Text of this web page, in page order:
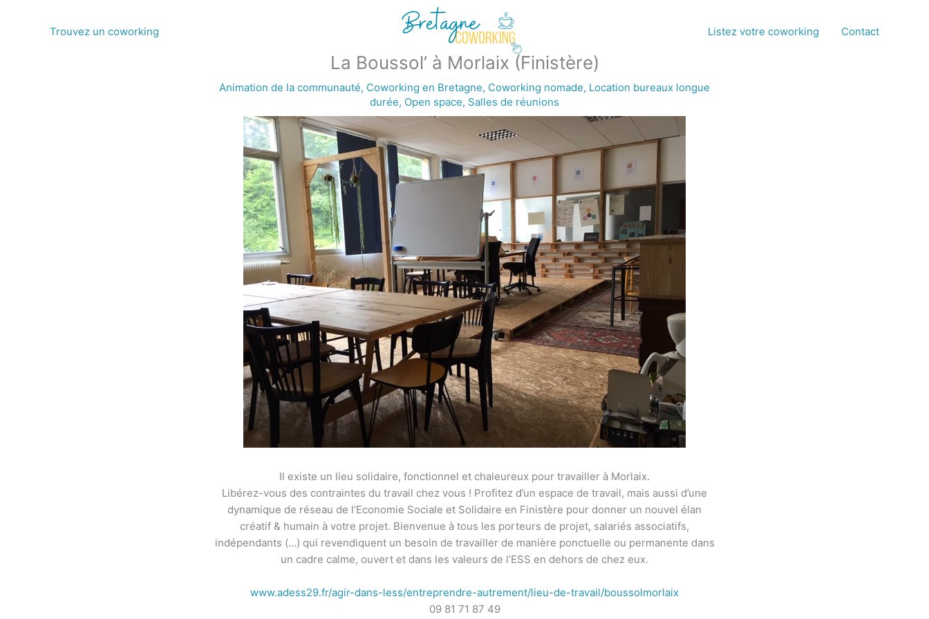
Trouvez un coworking Listez votre coworking Contact
La Boussol’ à Morlaix (Finistère)
Animation de la communauté, Coworking en Bretagne, Coworking nomade, Location bureaux longue
durée, Open space, Salles de réunions
Il existe un lieu solidaire, fonctionnel et chaleureux pour travailler à Morlaix.
Libérez-vous des contraintes du travail chez vous ! Profitez d’un espace de travail, mais aussi d’une
dynamique de réseau de l’Economie Sociale et Solidaire en Finistère pour donner un nouvel élan
créatif & humain à votre projet. Bienvenue à tous les porteurs de projet, salariés associatifs,
indépendants (…) qui revendiquent un besoin de travailler de manière ponctuelle ou permanente dans
un cadre calme, ouvert et dans les valeurs de l’ESS en dehors de chez eux.
www.adess29.fr/agir-dans-less/entreprendre-autrement/lieu-de-travail/boussolmorlaix
09 81 71 87 49